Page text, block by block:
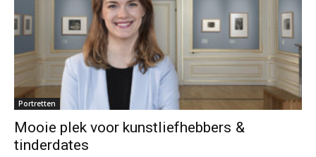
Portretten
Mooie plek voor kunstliefhebbers &
tinderdates